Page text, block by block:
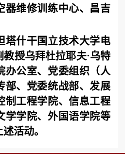
器维修训练中心、昌吉
塔什干国立技术大学电
授乌拜杜拉耶夫·乌特
办公室、党委组织（人
部、党委统战部、发展
制工程学院、信息工程
学学院、外国语学院等
活动。